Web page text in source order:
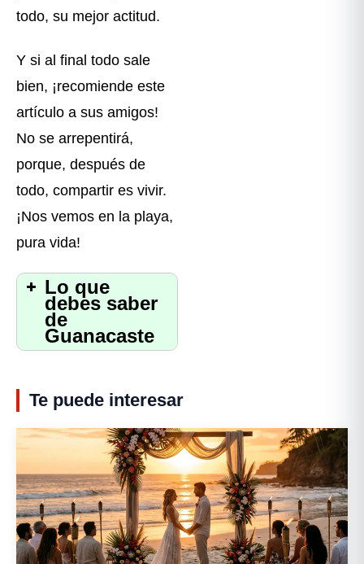
todo, su mejor actitud.
Y si al final todo sale
bien, ¡recomiende este
artículo a sus amigos!
No se arrepentirá,
porque, después de
todo, compartir es vivir.
¡Nos vemos en la playa,
pura vida!
Lo que
debes saber
de
Guanacaste
Te puede interesar